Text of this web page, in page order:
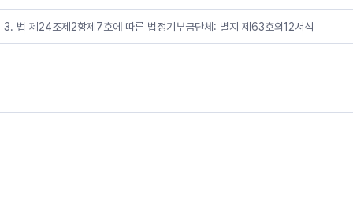
3. 법 제24조제2항제7호에 따른 법정기부금단체: 별지 제63호의12서식